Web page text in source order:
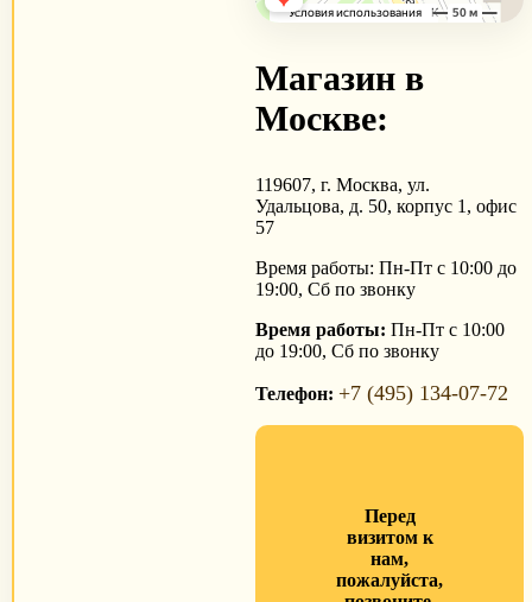
Магазин в
Москве:
119607, г. Москва, ул.
Удальцова, д. 50, корпус 1, офис
57
Время работы: Пн-Пт с 10:00 до
19:00, Сб по звонку
Время работы: Пн-Пт с 10:00
до 19:00, Сб по звонку
Телефон: +7 (495) 134-07-72
Перед
визитом к
нам,
пожалуйста,